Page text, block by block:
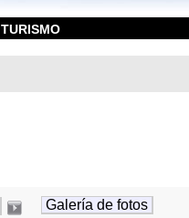
TURISMO
Galería de fotos